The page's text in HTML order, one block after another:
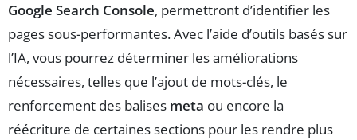
Google Search Console, permettront d’identifier les
pages sous-performantes. Avec l’aide d’outils basés sur
l’IA, vous pourrez déterminer les améliorations
nécessaires, telles que l’ajout de mots-clés, le
renforcement des balises meta ou encore la
réécriture de certaines sections pour les rendre plus